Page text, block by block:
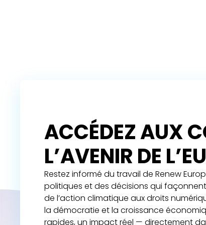
ACCÉDEZ AUX
L’AVENIR DE
Restez informé du travail de Renew
politiques et des décisions qui
de l’action climatique aux droits
la démocratie et la croissance
rapides, un impact réel — directement